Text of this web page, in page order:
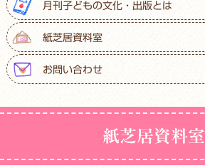
月刊子どもの文化・出版とは
紙芝居資料室
お問い合わせ
紙芝居資料室